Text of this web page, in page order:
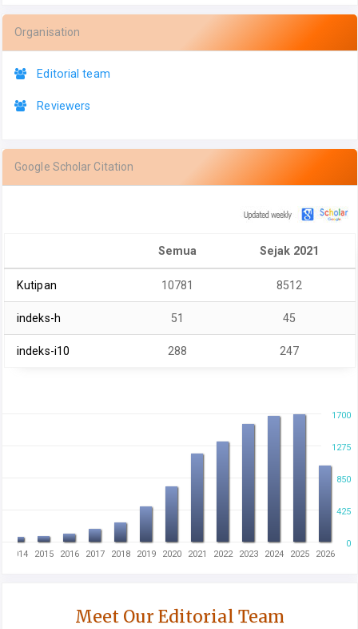
Organisation
Editorial team
Reviewers
Google Scholar Citation
Semua Sejak 2021
Kutipan 10781 8512
indeks-h 51 45
indeks-i10 288 247
0
1700
850
425
1275
2014 2015 2016 2017 2018 2019 2020 2021 2022 2023 2024 2025 2026
Meet Our Editorial Team